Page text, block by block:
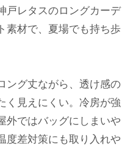
戸レタスのロングカーデ
素材で、夏場でも持ち歩
ング丈ながら、透け感の
く見えにくい。冷房が強
外ではバッグにしまい
度差対策にも取り入れ